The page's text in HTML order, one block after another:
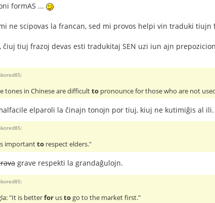
formAS ...
ne scipovas la francan, sed mi provos helpi vin traduki tiujn
ĉiuj tiuj frazoj devas esti tradukitaj SEN uzi iun ajn
tones in Chinese are difficultto pronounce for those who are not
elparoli la ĉinajn tonojn por tiuj, kiuj ne kutimiĝis al ili.
importantto respect elders."
grave respekti la grandaĝulojn.
"It is betterfor ustogo to the market first."